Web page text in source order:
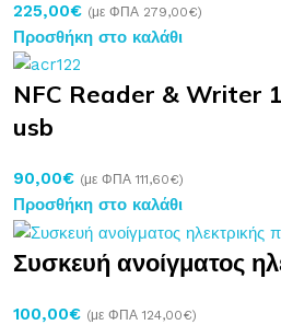
225,00€ (με ΦΠΑ 279,00€)
Προσθήκη στο καλάθι
NFC Reader & Writer
usb
90,00€ (με ΦΠΑ 111,60€)
Προσθήκη στο καλάθι
Συσκευή ανοίγματος
100,00€ (με ΦΠΑ 124,00€)